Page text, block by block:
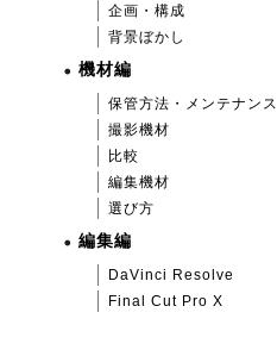
企画・構成
背景ぼかし
機材編
保管方法・メンテナンス
撮影機材
比較
編集機材
選び方
編集編
DaVinci Resolve
Final Cut Pro X